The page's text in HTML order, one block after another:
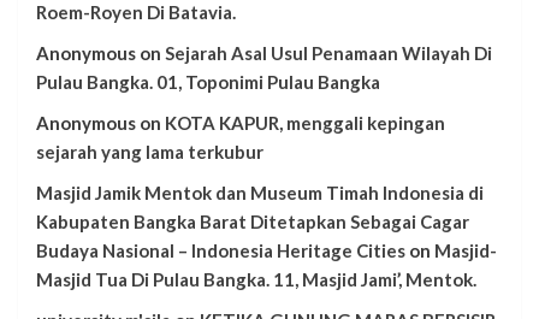
Roem-Royen Di Batavia.
Anonymous on Sejarah Asal Usul Penamaan Wilayah Di
Pulau Bangka. 01, Toponimi Pulau Bangka
Anonymous on KOTA KAPUR, menggali kepingan
sejarah yang lama terkubur
Masjid Jamik Mentok dan Museum Timah Indonesia di
Kabupaten Bangka Barat Ditetapkan Sebagai Cagar
Budaya Nasional – Indonesia Heritage Cities on Masjid-
Masjid Tua Di Pulau Bangka. 11, Masjid Jami’, Mentok.